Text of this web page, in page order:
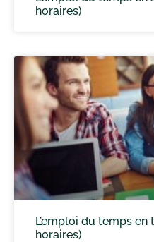
horaires)
L’emploi du temps
horaires)